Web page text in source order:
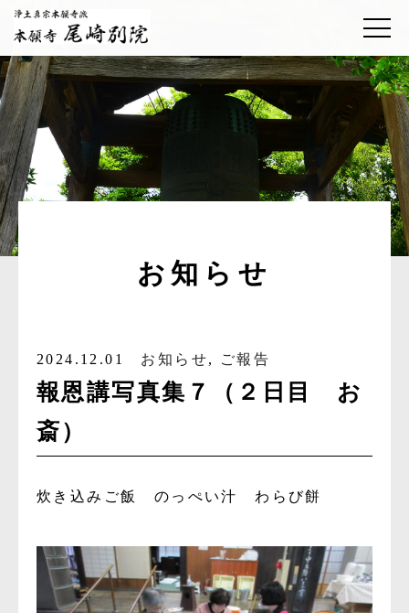
お知らせ
2024.12.01 お知らせ, ご報告
報恩講写真集７（２日目 お
斎）
炊き込みご飯 のっぺい汁 わらび餅